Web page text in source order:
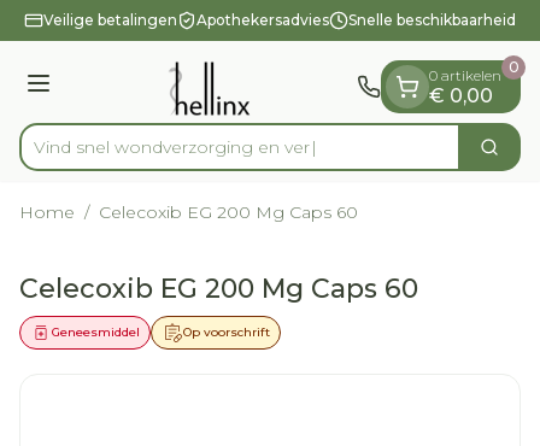
Ga naar de inhoud
1 van 1
Veilige betalingen Apothekersadvies Snelle beschikbaarheid
Menu
Product, merk, categorie...
Vind snel wondverzorgin Zoek
0 artikelen
€ 0,00
0
Home / Celecoxib EG 200 Mg Caps 60
Celecoxib EG 200 Mg Caps 60
Op voorschrift
Geneesmiddel